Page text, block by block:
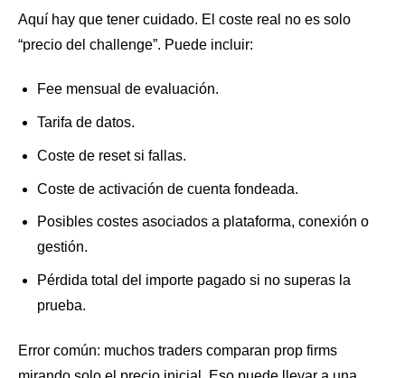
Aquí hay que tener cuidado. El coste real no es solo
“precio del challenge”. Puede incluir:
Fee mensual de evaluación.
Tarifa de datos.
Coste de reset si fallas.
Coste de activación de cuenta fondeada.
Posibles costes asociados a plataforma, conexión o
gestión.
Pérdida total del importe pagado si no superas la
prueba.
Error común: muchos traders comparan prop firms